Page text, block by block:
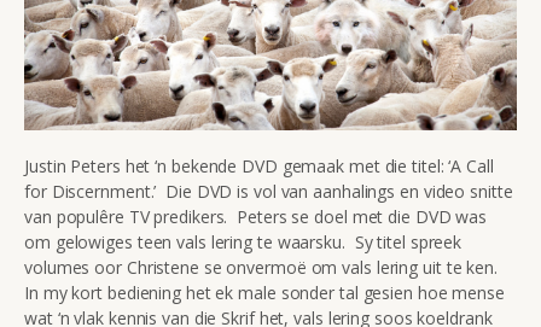
Justin Peters het ‘n bekende DVD gemaak met die titel: ‘A Call
for Discernment.’ Die DVD is vol van aanhalings en video snitte
van populêre TV predikers. Peters se doel met die DVD was
om gelowiges teen vals lering te waarsku. Sy titel spreek
volumes oor Christene se onvermoë om vals lering uit te ken.
In my kort bediening het ek male sonder tal gesien hoe mense
wat ‘n vlak kennis van die Skrif het, vals lering soos koeldrank